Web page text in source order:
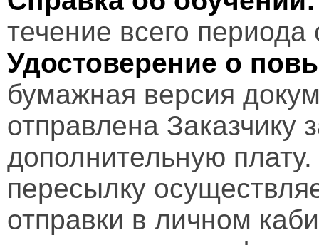
течение всего периода
Удостоверение о
бумажная версия
отправлена Заказчику
дополнительную
пересылку
отправки в личном